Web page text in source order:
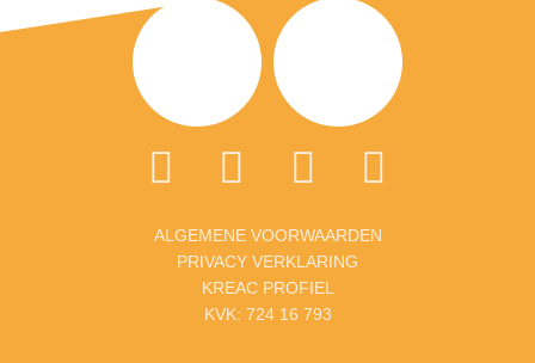
ALGEMENE VOORWAARDEN
PRIVACY VERKLARING
KREAC PROFIEL
KVK: 724 16 793